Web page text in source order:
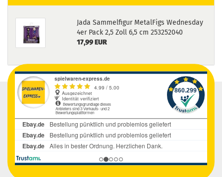
Jada Sammelfigur MetalFigs Wednesday
4er Pack 2,5 Zoll 6,5 cm 253252040
17,99 EUR